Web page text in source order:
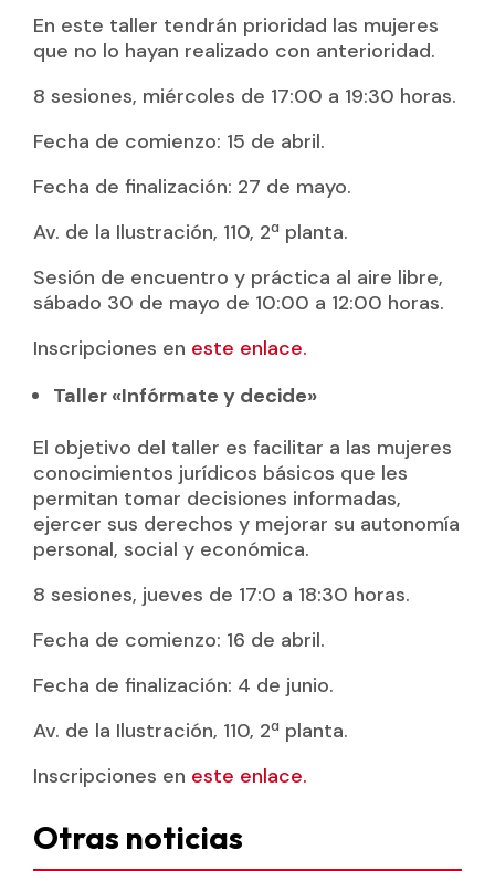
En este taller tendrán prioridad las mujeres
que no lo hayan realizado con anterioridad.
8 sesiones, miércoles de 17:00 a 19:30 horas.
Fecha de comienzo: 15 de abril.
Fecha de finalización: 27 de mayo.
Av. de la Ilustración, 110, 2ª planta.
Sesión de encuentro y práctica al aire libre,
sábado 30 de mayo de 10:00 a 12:00 horas.
Inscripciones en este enlace.
Taller «Infórmate y decide»
El objetivo del taller es facilitar a las mujeres
conocimientos jurídicos básicos que les
permitan tomar decisiones informadas,
ejercer sus derechos y mejorar su autonomía
personal, social y económica.
8 sesiones, jueves de 17:0 a 18:30 horas.
Fecha de comienzo: 16 de abril.
Fecha de finalización: 4 de junio.
Av. de la Ilustración, 110, 2ª planta.
Inscripciones en este enlace.
Otras noticias